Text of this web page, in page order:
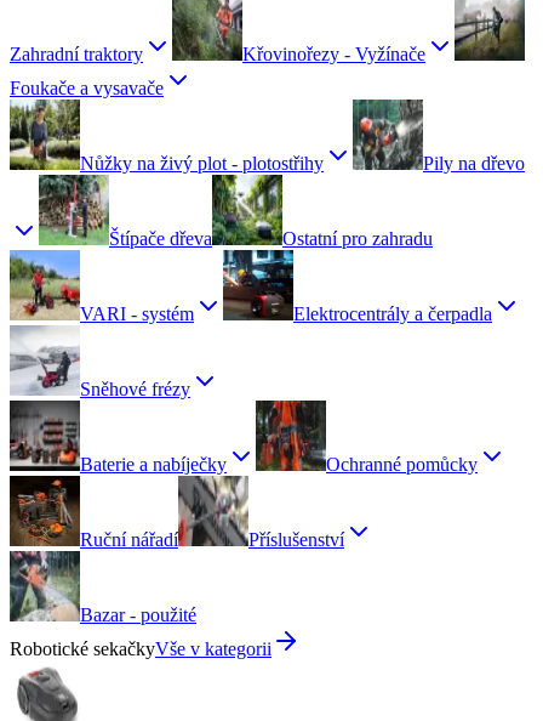
Zahradní traktory
Křovinořezy - Vyžínače
Foukače a vysavače
Nůžky na živý plot - plotostřihy Pily na dřevo
Štípače dřeva Ostatní pro zahradu
VARI - systém Elektrocentrály a čerpadla
Sněhové frézy
Baterie a nabíječky Ochranné pomůcky
Ruční nářadí Příslušenství
Bazar - použité
Robotické sekačkyVše v kategorii